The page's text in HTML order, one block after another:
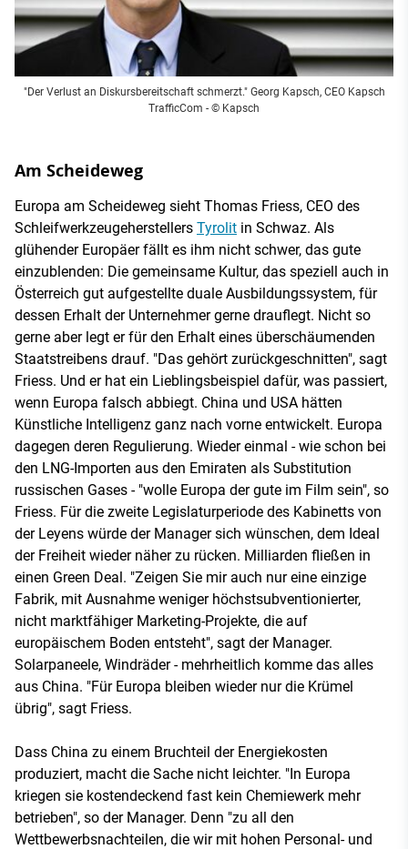
"Der Verlust an Diskursbereitschaft schmerzt." Georg Kapsch, CEO Kapsch
TrafficCom - © Kapsch
Am Scheideweg
Europa am Scheideweg sieht Thomas Friess, CEO des
Schleifwerkzeugeherstellers Tyrolit in Schwaz. Als
glühender Europäer fällt es ihm nicht schwer, das gute
einzublenden: Die gemeinsame Kultur, das speziell auch in
Österreich gut aufgestellte duale Ausbildungssystem, für
dessen Erhalt der Unternehmer gerne drauflegt. Nicht so
gerne aber legt er für den Erhalt eines überschäumenden
Staatstreibens drauf. "Das gehört zurückgeschnitten", sagt
Friess. Und er hat ein Lieblingsbeispiel dafür, was passiert,
wenn Europa falsch abbiegt. China und USA hätten
Künstliche Intelligenz ganz nach vorne entwickelt. Europa
dagegen deren Regulierung. Wieder einmal - wie schon bei
den LNG-Importen aus den Emiraten als Substitution
russischen Gases - "wolle Europa der gute im Film sein", so
Friess. Für die zweite Legislaturperiode des Kabinetts von
der Leyens würde der Manager sich wünschen, dem Ideal
der Freiheit wieder näher zu rücken. Milliarden fließen in
einen Green Deal. "Zeigen Sie mir auch nur eine einzige
Fabrik, mit Ausnahme weniger höchstsubventionierter,
nicht marktfähiger Marketing-Projekte, die auf
europäischem Boden entsteht", sagt der Manager.
Solarpaneele, Windräder - mehrheitlich komme das alles
aus China. "Für Europa bleiben wieder nur die Krümel
übrig", sagt Friess.
Dass China zu einem Bruchteil der Energiekosten
produziert, macht die Sache nicht leichter. "In Europa
kriegen sie kostendeckend fast kein Chemiewerk mehr
betrieben", so der Manager. Denn "zu all den
Wettbewerbsnachteilen, die wir mit hohen Personal- und